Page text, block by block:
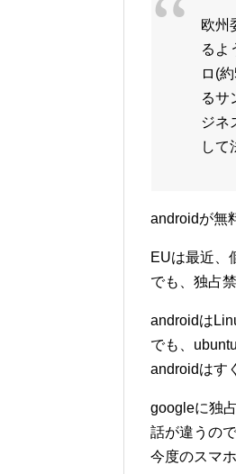
欧州
るよ
ロ(
るサ
ジネ
して
androidが無
EUは最近、
でも、独占
androidは
でも、
androidはす
googleに独
話が違うの
今度のスマ